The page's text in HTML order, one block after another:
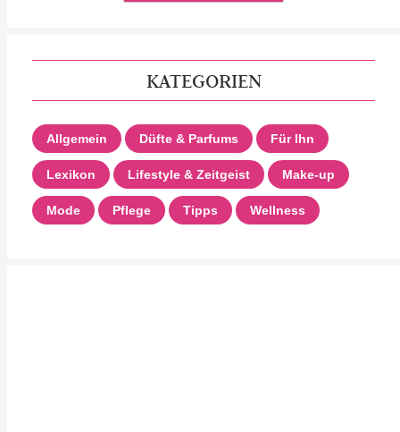
KATEGORIEN
Allgemein Düfte & Parfums Für Ihn
Lexikon Lifestyle & Zeitgeist Make-up
Mode Pflege Tipps Wellness